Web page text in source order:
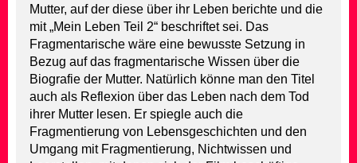
Mutter, auf der diese über ihr Leben berichte und die
mit „Mein Leben Teil 2“ beschriftet sei. Das
Fragmentarische wäre eine bewusste Setzung in
Bezug auf das fragmentarische Wissen über die
Biografie der Mutter. Natürlich könne man den Titel
auch als Reflexion über das Leben nach dem Tod
ihrer Mutter lesen. Er spiegle auch die
Fragmentierung von Lebensgeschichten und den
Umgang mit Fragmentierung, Nichtwissen und